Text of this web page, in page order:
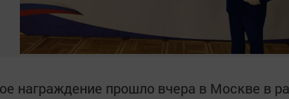
награждение прошло вчера в Москве в